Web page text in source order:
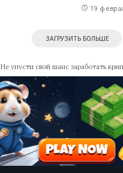
19
ЗАГРУЗИТЬ БОЛЬШЕ
Не упусти свой шанс заработать